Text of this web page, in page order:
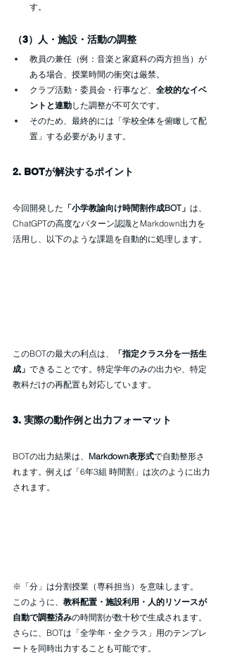
す。
（3）人・施設・活動の調整
教員の兼任（例：音楽と家庭科の両方担当）が
ある場合、授業時間の衝突は厳禁。
クラブ活動・委員会・行事など、 全校的なイベ
ントと連動した調整が不可欠です。
そのため、最終的には「学校全体を俯瞰して配
置」する必要があります。
2. BOTが解決するポイント
今回開発した 「小学教諭向け時間割作成BOT」 は、
ChatGPTの高度なパターン認識とMarkdown出力を
活用し、以下のような課題を自動的に処理します。
このBOTの最大の利点は、
「指定クラス分を一括生
成」 できることです。特定学年のみの出力や、特定
教科だけの再配置も対応しています。
3. 実際の動作例と出力フォーマット
BOTの出力結果は、 Markdown表形式で自動整形さ
れます。例えば「6年3組 時間割」は次のように出力
されます。
※「分」は分割授業（専科担当）を意味します。
このように、 教科配置・施設利用・人的リソースが
自動で調整済みの時間割が数十秒で生成されます。
さらに、BOTは「全学年・全クラス」用のテンプレ
ートを同時出力することも可能です。